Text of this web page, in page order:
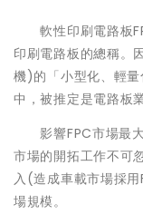
軟性印刷電路板
印刷電路板的總稱。
機)的「小型化、輕
中，被推定是電路板
影響FPC市場最大
市場的開拓工作不可
入(造成車載市場採
場規模。